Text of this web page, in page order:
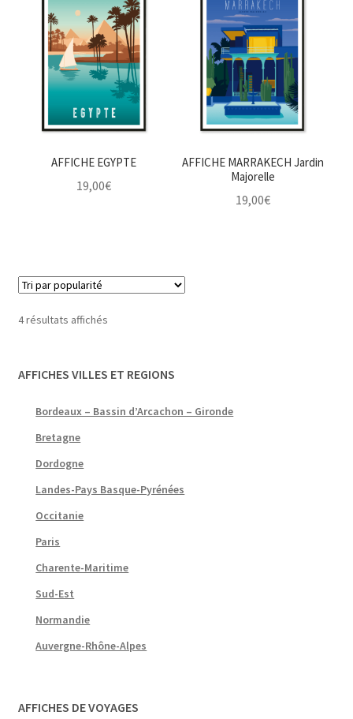
AFFICHE EGYPTE
19,00€
AFFICHE MARRAKECH Jardin
Majorelle
19,00€
4 résultats affichésTrié
AFFICHES VILLES ET REGIONS
Bordeaux – Bassin d’Arcachon – Gironde
Bretagne
Dordogne
Landes-Pays Basque-Pyrénées
Occitanie
Paris
Charente-Maritime
Sud-Est
Normandie
Auvergne-Rhône-Alpes
AFFICHES DE VOYAGES